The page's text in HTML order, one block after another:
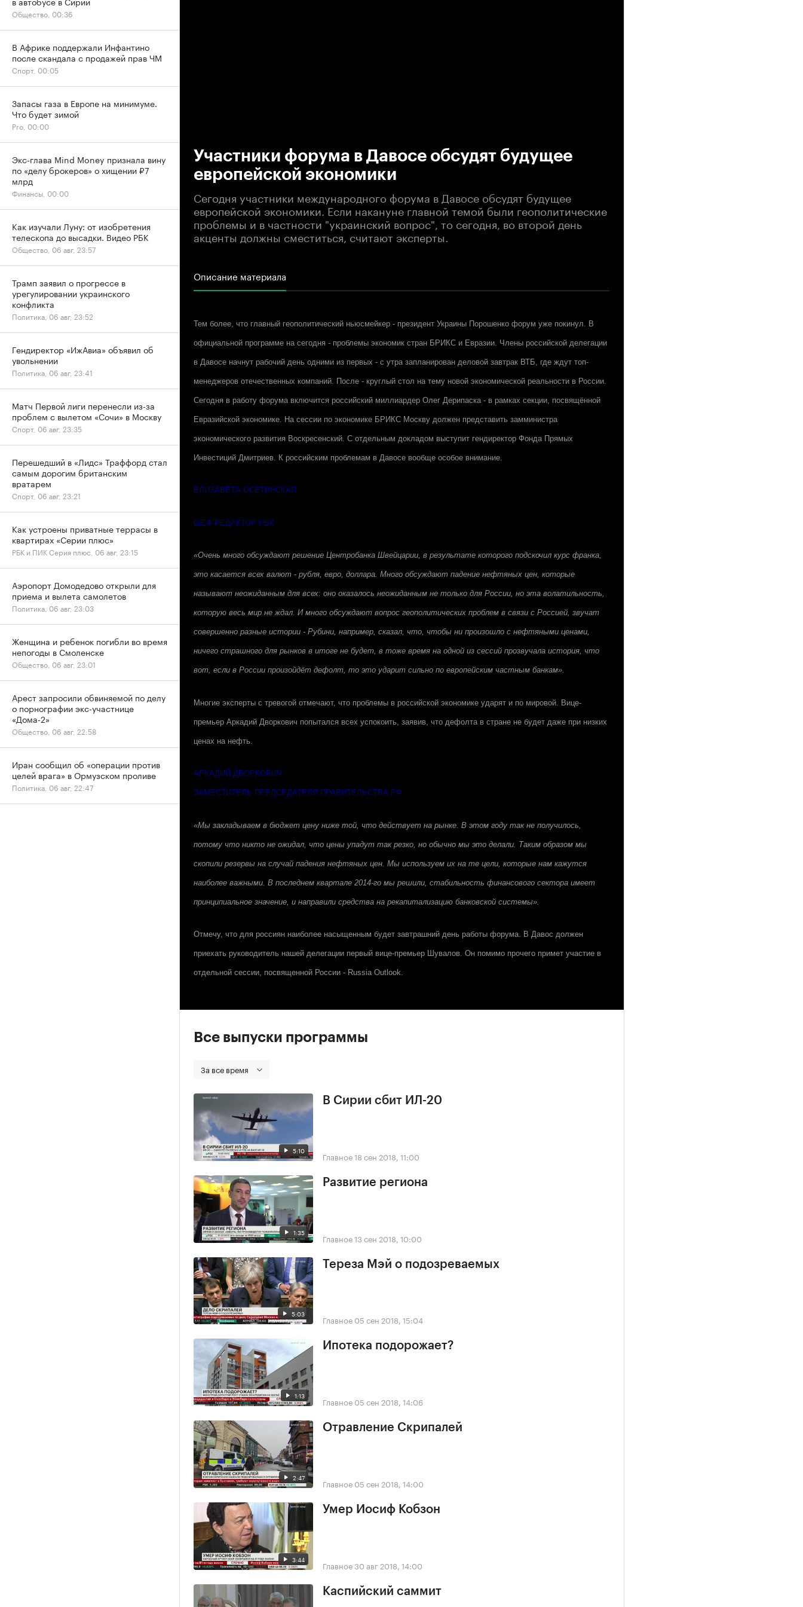
Участники форума в Давосе обсудят будущее
европейской экономики
Сегодня участники международного форума в Давосе обсудят будущее
европейской экономики. Если накануне главной темой были геополитические
проблемы и в частности "украинский вопрос", то сегодня, во второй день
акценты должны сместиться, считают эксперты.
Описание материала
Тем более, что главный геополитический ньюсмейкер - президент Украины Порошенко форум уже покинул. В
официальной программе на сегодня - проблемы экономик стран БРИКС и Евразии. Члены российской делегации
в Давосе начнут рабочий день одними из первых - с утра запланирован деловой завтрак ВТБ, где ждут топ-
менеджеров отечественных компаний. После - круглый стол на тему новой экономической реальности в России.
Сегодня в работу форума включится российский миллиардер Олег Дерипаска - в рамках секции, посвящённой
Евразийской экономике. На сессии по экономике БРИКС Москву должен представить замминистра
экономического развития Воскресенский. С отдельным докладом выступит гендиректор Фонда Прямых
Инвестиций Дмитриев. К российским проблемам в Давосе вообще особое внимание.
ЕЛИЗАВЕТА ОСЕТИНСКАЯ
ШЕФ-РЕДАКТОР РБК
«Очень много обсуждают решение Центробанка Швейцарии, в результате которого подскочил курс франка,
это касается всех валют - рубля, евро, доллара. Много обсуждают падение нефтяных цен, которые
называют неожиданным для всех: оно оказалось неожиданным не только для России, но эта волатильность,
которую весь мир не ждал. И много обсуждают вопрос геополитических проблем в связи с Россией, звучат
совершенно разные истории - Рубини, например, сказал, что, чтобы ни произошло с нефтяными ценами,
ничего страшного для рынков в итоге не будет, в тоже время на одной из сессий прозвучала история, что
вот, если в России произойдёт дефолт, то это ударит сильно по европейским частным банкам».
Многие эксперты с тревогой отмечают, что проблемы в российской экономике ударят и по мировой. Вице-
премьер Аркадий Дворкович попытался всех успокоить, заявив, что дефолта в стране не будет даже при низких
ценах на нефть.
АРКАДИЙ ДВОРКОВИЧ
ЗАМЕСТИТЕЛЬ ПРЕДСЕДАТЕЛЯ ПРАВИТЕЛЬСТВА РФ
«Мы закладываем в бюджет цену ниже той, что действует на рынке. В этом году так не получилось,
потому что никто не ожидал, что цены упадут так резко, но обычно мы это делали. Таким образом мы
скопили резервы на случай падения нефтяных цен. Мы используем их на те цели, которые нам кажутся
наиболее важными. В последнем квартале 2014-го мы решили, стабильность финансового сектора имеет
принципиальное значение, и направили средства на рекапитализацию банковской системы».
Отмечу, что для россиян наиболее насыщенным будет завтрашний день работы форума. В Давос должен
приехать руководитель нашей делегации первый вице-премьер Шувалов. Он помимо прочего примет участие в
отдельной сессии, посвященной России - Russia Outlook.
Все выпуски программы
За все время
5:10
В Сирии сбит ИЛ-20
Главное18 сен 2018, 11:00
1:35
Развитие региона
Главное13 сен 2018, 10:00
5:03
Тереза Мэй о подозреваемых
Главное 05 сен 2018, 15:04
1:13
Ипотека подорожает?
Главное 05 сен 2018, 14:06
2:47
Отравление Скрипалей
Главное 05 сен 2018, 14:00
3:44
Умер Иосиф Кобзон
Главное30 авг 2018, 14:00
Каспийский саммит
Общество, 00:36
В Африке поддержали Инфантино
после скандала с продажей прав ЧМ
Спорт, 00:05
Запасы газа в Европе на минимуме.
Что будет зимой
Pro, 00:00
Экс-глава Mind Money признала вину
по «делу брокеров» о хищении ₽7
млрд
Финансы, 00:00
Как изучали Луну: от изобретения
телескопа до высадки. Видео РБК
Общество, 06 авг, 23:57
Трамп заявил о прогрессе в
урегулировании украинского
конфликта
Политика, 06 авг, 23:52
Гендиректор «ИжАвиа» объявил об
увольнении
Политика, 06 авг, 23:41
Матч Первой лиги перенесли из-за
проблем с вылетом «Сочи» в Москву
Спорт, 06 авг, 23:35
Перешедший в «Лидс» Траффорд стал
самым дорогим британским
вратарем
Спорт, 06 авг, 23:21
Как устроены приватные террасы в
квартирах «Серии плюс»
РБК и ПИК Серия плюс, 06 авг, 23:15
Аэропорт Домодедово открыли для
приема и вылета самолетов
Политика, 06 авг, 23:03
Женщина и ребенок погибли во время
непогоды в Смоленске
Общество, 06 авг, 23:01
Арест запросили обвиняемой по делу
о порнографии экс-участнице
«Дома-2»
Общество, 06 авг, 22:58
Иран сообщил об «операции против
целей врага» в Ормузском проливе
Политика, 06 авг, 22:47